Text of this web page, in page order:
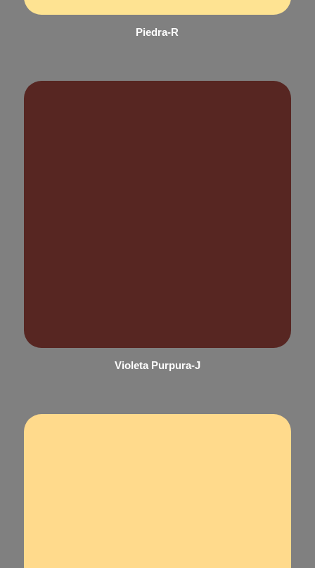
Piedra-R
Violeta Purpura-J